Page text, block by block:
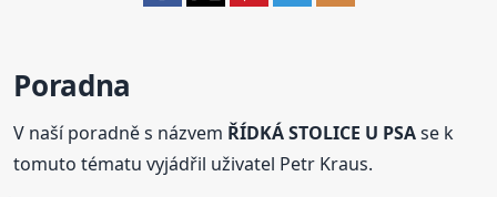
Poradna
V naší poradně s názvem ŘÍDKÁ STOLICE U PSAse k
tomuto tématu vyjádřil uživatel Petr Kraus.